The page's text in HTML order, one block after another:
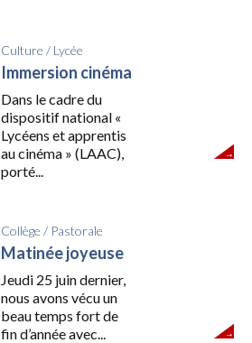
Culture / Lycée
Immersion cinéma
Dans le cadre du
dispositif national «
Lycéens et apprentis
au cinéma » (LAAC),
porté...
Collège / Pastorale
Matinée joyeuse
Jeudi 25 juin dernier,
nous avons vécu un
beau temps fort de
fin d’année avec...